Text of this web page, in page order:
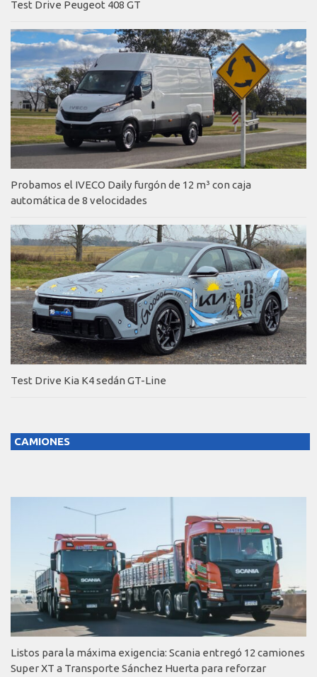
Test Drive Peugeot 408 GT
Probamos el IVECO Daily furgón de 12 m³ con caja
automática de 8 velocidades
Test Drive Kia K4 sedán GT-Line
CAMIONES
Listos para la máxima exigencia: Scania entregó 12 camiones
Super XT a Transporte Sánchez Huerta para reforzar